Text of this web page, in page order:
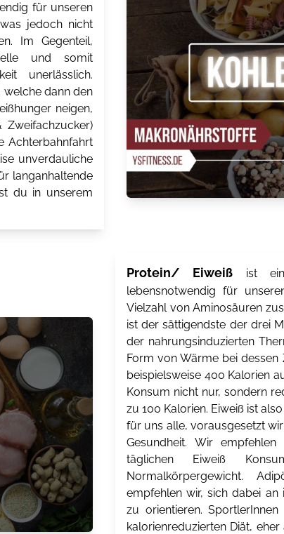
für unseren
jedoch nicht
Im Gegenteil,
und somit
unerlässlich.
welche dann den
neigen,
Achterbahnfahrt
unverdauliche
langanhaltende
du in unserem
Protein/ Eiweiß ist ein
lebensnotwendig für
Vielzahl von Aminosäuren
ist der sättigendste der drei
der nahrungsinduzierten
Form von Wärme bei
beispielsweise 400 Kalorien
Konsum nicht nur, sondern
zu 100 Kalorien. Eiweiß ist
für uns alle, vorausgesetzt
Gesundheit. Wir
täglichen Eiweiß
Normalkörpergewicht.
empfehlen wir, sich dabei
zu orientieren.
kalorienreduzierten Diät,